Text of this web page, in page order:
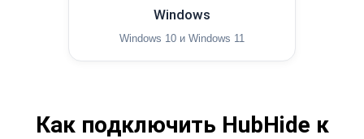
Windows
Windows 10 и Windows 11
Как подключить HubHide к